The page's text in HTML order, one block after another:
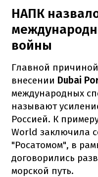
НАПК
войны
Главной
внесении Dubai
международных
называют
Россией. К
World заключила
"Росатомом", в
договорились
морской путь.